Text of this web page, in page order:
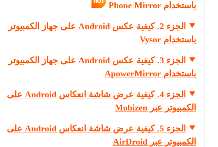
باستخدام Phone Mirror
الجزء 2. كيفية عكس Android على جهاز الكمبيوتر
باستخدام Vysor
الجزء 3. كيفية عكس Android على جهاز الكمبيوتر
باستخدام ApowerMirror
الجزء 4. كيفية عرض شاشة انعكاس Android على
الكمبيوتر عبر Mobizen
الجزء 5. كيفية عرض شاشة انعكاس Android على
الكمبيوتر عبر AirDroid